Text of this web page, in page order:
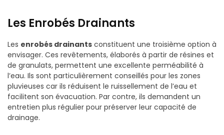
Les Enrobés Drainants
Les enrobés drainants constituent une troisième option à
envisager. Ces revêtements, élaborés à partir de résines et
de granulats, permettent une excellente perméabilité à
l’eau. Ils sont particulièrement conseillés pour les zones
pluvieuses car ils réduisent le ruissellement de l’eau et
facilitent son évacuation. Par contre, ils demandent un
entretien plus régulier pour préserver leur capacité de
drainage.